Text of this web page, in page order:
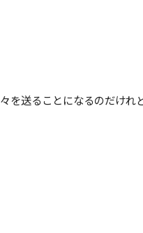
送ることになるのだけれど